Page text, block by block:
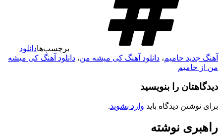
برچسب‌هادانلود
آهنگ جدید حامیم، دانلود آهنگ کی میشه من، دانلود آهنگ کی میشه
من از حامیم
دیدگاهتان را بنویسید
برای نوشتن دیدگاه باید وارد بشوید.
راهبری نوشته